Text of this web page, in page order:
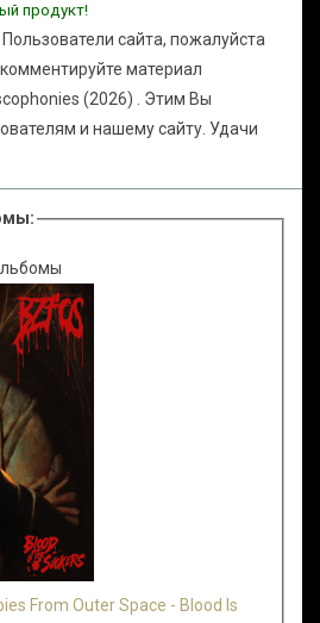
продукт!
сайта, пожалуйста
материал
(2026) . Этим Вы
и нашему сайту. Удачи
From Outer Space - Blood Is